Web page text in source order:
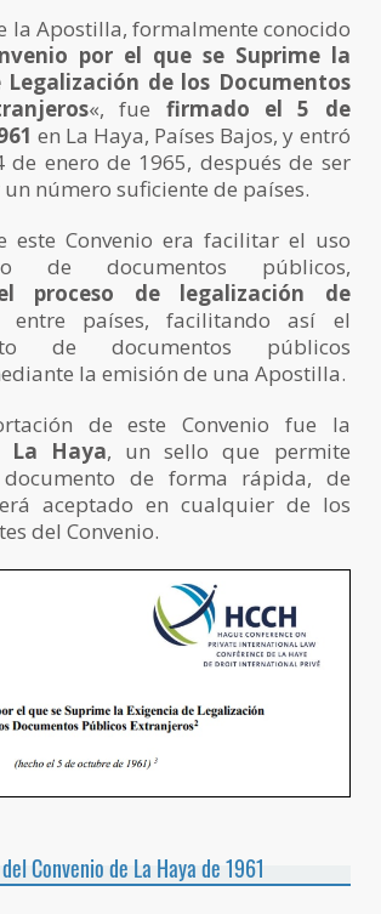
la Apostilla, formalmente conocido
por el que se Suprime la
Legalización de los Documentos
«, fue firmado el 5 de
en La Haya, Países Bajos, y entró
de enero de 1965, después de ser
número suficiente de países.
este Convenio era facilitar el uso
de documentos públicos,
proceso de legalización de
entre países, facilitando así el
de documentos públicos
la emisión de una Apostilla.
de este Convenio fue la
La Haya, un sello que permite
de forma rápida, de
aceptado en cualquier de los
del Convenio.
Convenio de La Haya de 1961